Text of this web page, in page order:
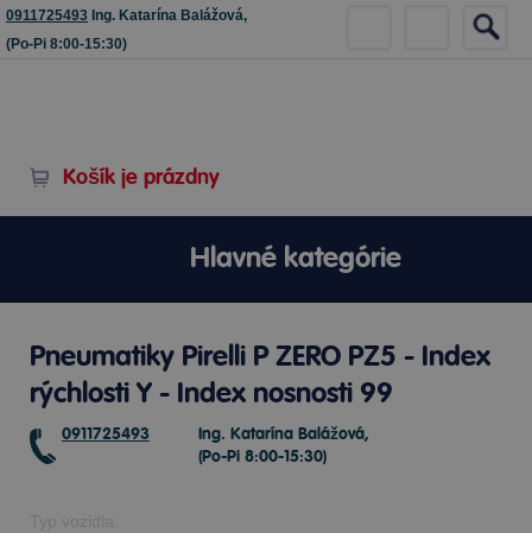
0911725493 Ing. Katarína Balážová,
(Po-Pi 8:00-15:30)
Košík je prázdny
Hlavné kategórie
Pneumatiky Pirelli P ZERO PZ5 - Index
rýchlosti Y - Index nosnosti 99
0911725493
Ing. Katarína Balážová,
(Po-Pi 8:00-15:30)
Typ vozidla: